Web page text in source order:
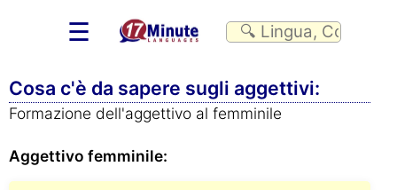
☰
Cosa c'è da sapere sugli aggettivi:
Formazione dell'aggettivo al femminile
Aggettivo femminile: